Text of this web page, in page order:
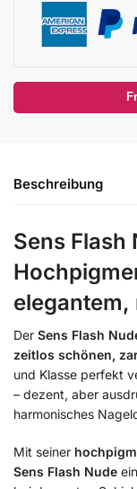
Beschreibung
Sens Flash
Der Sens Flash
zeitlos schönen,
und Klasse perfekt
– dezent, aber
harmonisches
Mit seiner
Sens Flash Nude